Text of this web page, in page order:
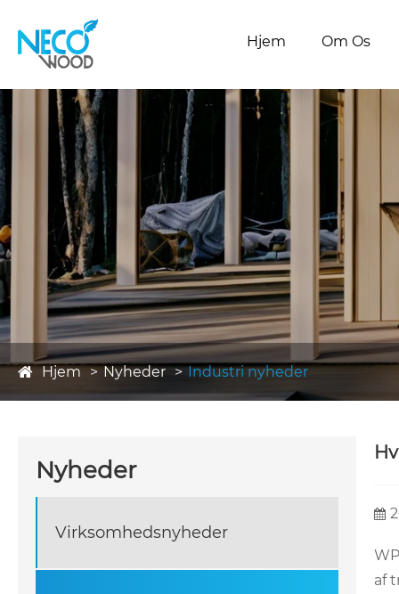
Hjem Om Os
Hjem Nyheder Industri nyheder
Nyheder
Virksomhedsnyheder
af